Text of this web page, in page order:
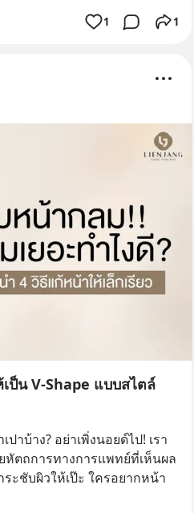
1 1
ป็น V-Shape แบบสไตล์
าบ้าง? อย่าเพิ่งนอยด์ไป! เรา
ตถการทางการแพทย์ที่เห็นผล
ะชับผิวให้เป๊ะ ใครอยากหน้า